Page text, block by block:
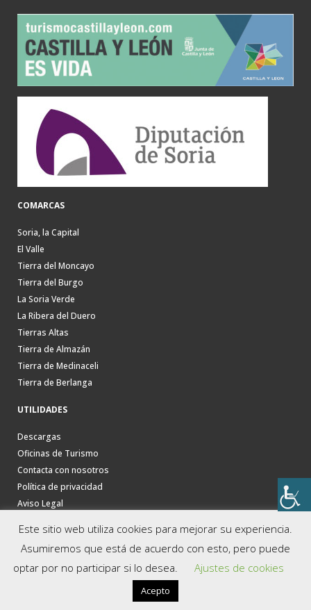
COMARCAS
Soria, la Capital
El Valle
Tierra del Moncayo
Tierra del Burgo
La Soria Verde
La Ribera del Duero
Tierras Altas
Tierra de Almazán
Tierra de Medinaceli
Tierra de Berlanga
UTILIDADES
Descargas
Oficinas de Turismo
Contacta con nosotros
Política de privacidad
Aviso Legal
Este sitio web utiliza cookies para mejorar su experiencia.
Asumiremos que está de acuerdo con esto, pero puede
optar por no participar si lo desea.
Ajustes de cookies
Acepto